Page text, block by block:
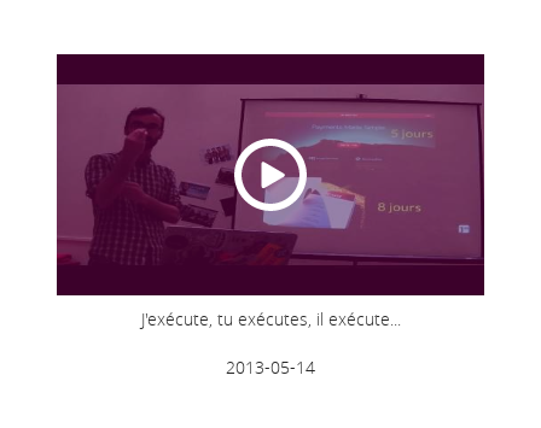
J'exécute, tu exécutes, il exécute...
2013-05-14